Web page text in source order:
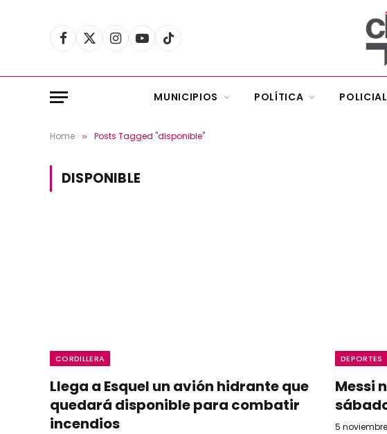
Facebook
X
Instagram
YouTubeTikTok
MUNICIPIOS POLÍTICA
Home » Posts Tagged "disponible"
DISPONIBLE
CORDILLERA
Llega a Esquel un avión hidrante que
quedará disponible para combatir
incendios
DEPORTES
Messi
5